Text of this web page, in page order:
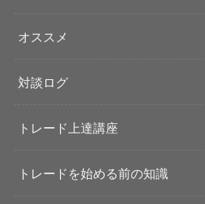
オススメ
対談ログ
トレード上達講座
トレードを始める前の知識